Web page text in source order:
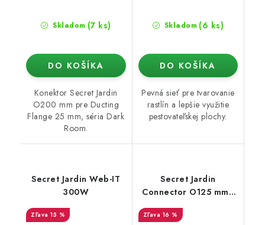
Skladom (7 ks)
DO KOŠÍKA
Konektor Secret Jardin
O200 mm pre Ducting
Flange 25 mm, séria Dark
Room.
Skladom (6 ks)
DO KOŠÍKA
Pevná sieť pre tvarovanie
rastlín a lepšie využitie
pestovateľskej plochy.
Secret Jardin Web-IT
300W
15 %
Secret Jardin
Connector O125 mm -
konektor pro Ducting
Flange (16mm)
16 %